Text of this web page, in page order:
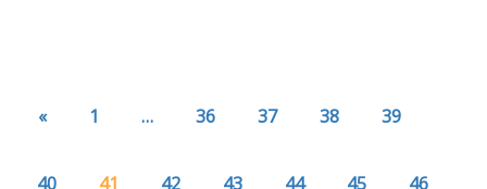
« 1 … 36 37 38 39
40 41 42 43 44 45 46